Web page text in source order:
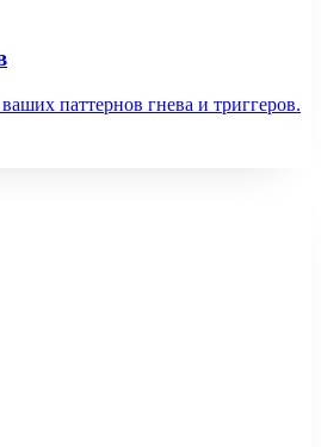
паттернов гнева и триггеров.